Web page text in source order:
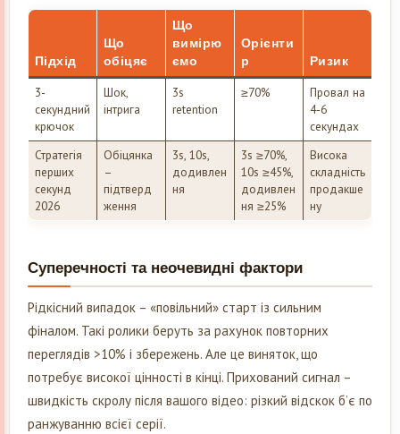
Підхід
Що
обіцяє
Що
вимірю
ємо
Орієнти
р
Ризик
3-
секундний
крючок
Шок,
інтрига
3s
retention
≥70%
Провал на
4-6
секундах
Стратегія
перших
секунд
2026
Обіцянка
–
підтверд
ження
3s, 10s,
додивлен
ня
3s ≥70%,
10s ≥45%,
додивлен
ня ≥25%
Висока
складність
продакше
ну
Суперечності та неочевидні фактори
Рідкісний випадок – «повільний» старт із сильним
фіналом. Такі ролики беруть за рахунок повторних
переглядів >10% і збережень. Але це виняток, що
потребує високої цінності в кінці. Прихований сигнал –
швидкість скролу після вашого відео: різкий відскок б’є по
ранжуванню всієї серії.